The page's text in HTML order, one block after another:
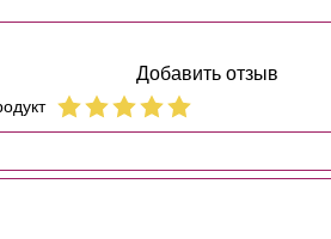
Добавить отзыв